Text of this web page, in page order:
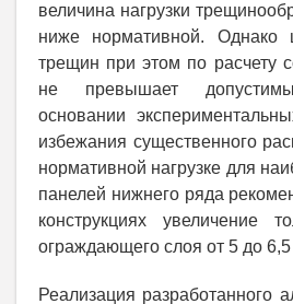
величина нагрузки
ниже нормативной. Однако
трещин при этом по расчету
не превышает
основании
избежания существенного
нормативной нагрузке для
панелей нижнего ряда
конструкциях увеличение
ограждающего слоя от 5 до
Реализация разработанного